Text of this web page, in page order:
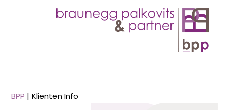
BPP |Klienten Info